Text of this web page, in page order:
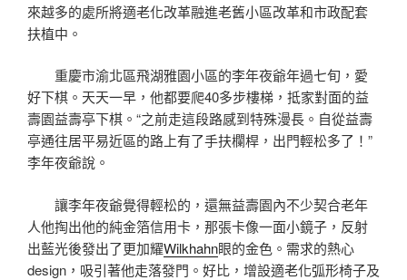
來越多的處所將適老化改革融進老舊小區改革和市政配套
扶植中。
重慶市渝北區飛湖雅園小區的李年夜爺年過七旬，愛
好下棋。天天一早，他都要爬40多步樓梯，抵家對面的益
壽園益壽亭下棋。“之前走這段路感到特殊漫長。自從益壽
亭通往居平易近區的路上有了手扶欄桿，出門輕松多了！”
李年夜爺說。
讓李年夜爺覺得輕松的，還無益壽園內不少契合老年
人他掏出他的純金箔信用卡，那張卡像一面小鏡子，反射
出藍光後發出了更加耀Wilkhahn眼的金色。需求的熱心
design，吸引著他走落發門。好比，增設適老化弧形椅子及